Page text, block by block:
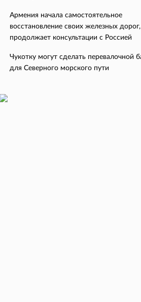
Армения начала самостоятельное
восстановление своих железных
продолжает консультации с Россией
Чукотку могут сделать перевалочной
для Северного морского пути